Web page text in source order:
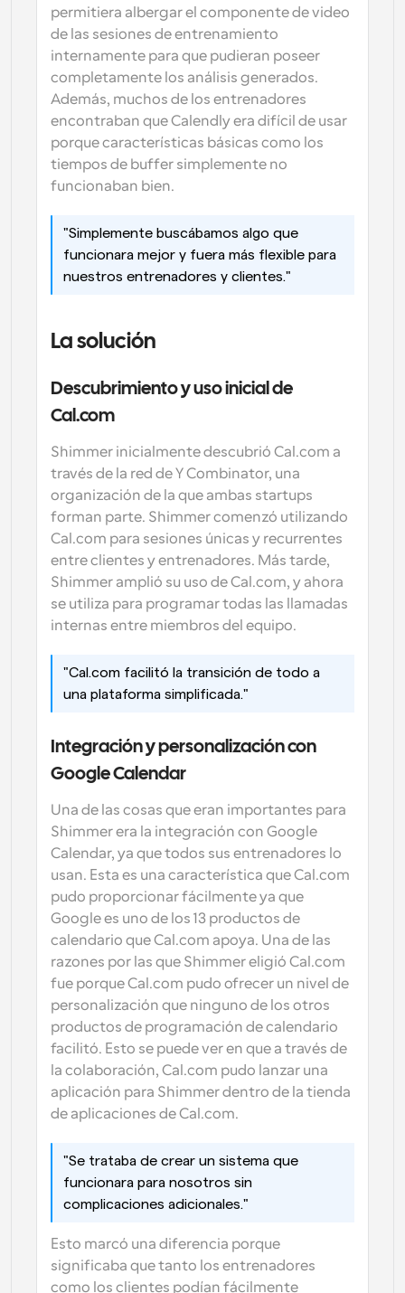
permitiera albergar el componente de video
de las sesiones de entrenamiento
internamente para que pudieran poseer
completamente los análisis generados.
Además, muchos de los entrenadores
encontraban que Calendly era difícil de usar
porque características básicas como los
tiempos de buffer simplemente no
funcionaban bien.
"Simplemente buscábamos algo que
funcionara mejor y fuera más flexible para
nuestros entrenadores y clientes."
La solución
Descubrimiento y uso inicial de
Cal.com
Shimmer inicialmente descubrió Cal.com a
través de la red de Y Combinator, una
organización de la que ambas startups
forman parte. Shimmer comenzó utilizando
Cal.com para sesiones únicas y recurrentes
entre clientes y entrenadores. Más tarde,
Shimmer amplió su uso de Cal.com, y ahora
se utiliza para programar todas las llamadas
internas entre miembros del equipo.
"Cal.com facilitó la transición de todo a
una plataforma simplificada."
Integración y personalización con
Google Calendar
Una de las cosas que eran importantes para
Shimmer era la integración con Google
Calendar, ya que todos sus entrenadores lo
usan. Esta es una característica que Cal.com
pudo proporcionar fácilmente ya que
Google es uno de los 13 productos de
calendario que Cal.com apoya. Una de las
razones por las que Shimmer eligió Cal.com
fue porque Cal.com pudo ofrecer un nivel de
personalización que ninguno de los otros
productos de programación de calendario
facilitó. Esto se puede ver en que a través de
la colaboración, Cal.com pudo lanzar una
aplicación para Shimmer dentro de la tienda
de aplicaciones de Cal.com.
"Se trataba de crear un sistema que
funcionara para nosotros sin
complicaciones adicionales."
Esto marcó una diferencia porque
significaba que tanto los entrenadores
como los clientes podían fácilmente